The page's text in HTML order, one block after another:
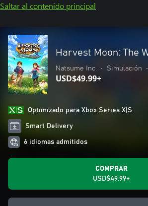
Saltar al contenido principal
Harvest Moon: The
Natsume Inc. • Simulación •
USD$49.99+
Optimizado para Xbox Series X|S
Smart Delivery
6 idiomas admitidos
COMPRAR
USD$49.99+